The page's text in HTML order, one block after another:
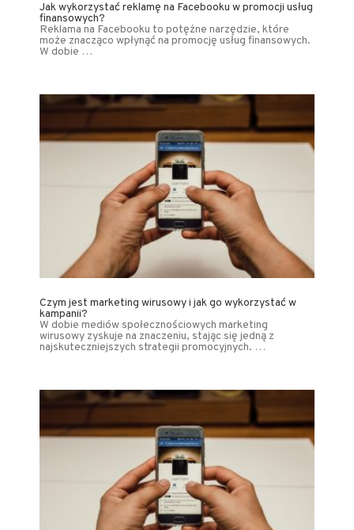
Jak wykorzystać reklamę na Facebooku w promocji usług
finansowych?
Reklama na Facebooku to potężne narzędzie, które
może znacząco wpłynąć na promocję usług finansowych.
W dobie …
Czym jest marketing wirusowy i jak go wykorzystać w
kampanii?
W dobie mediów społecznościowych marketing
wirusowy zyskuje na znaczeniu, stając się jedną z
najskuteczniejszych strategii promocyjnych. …